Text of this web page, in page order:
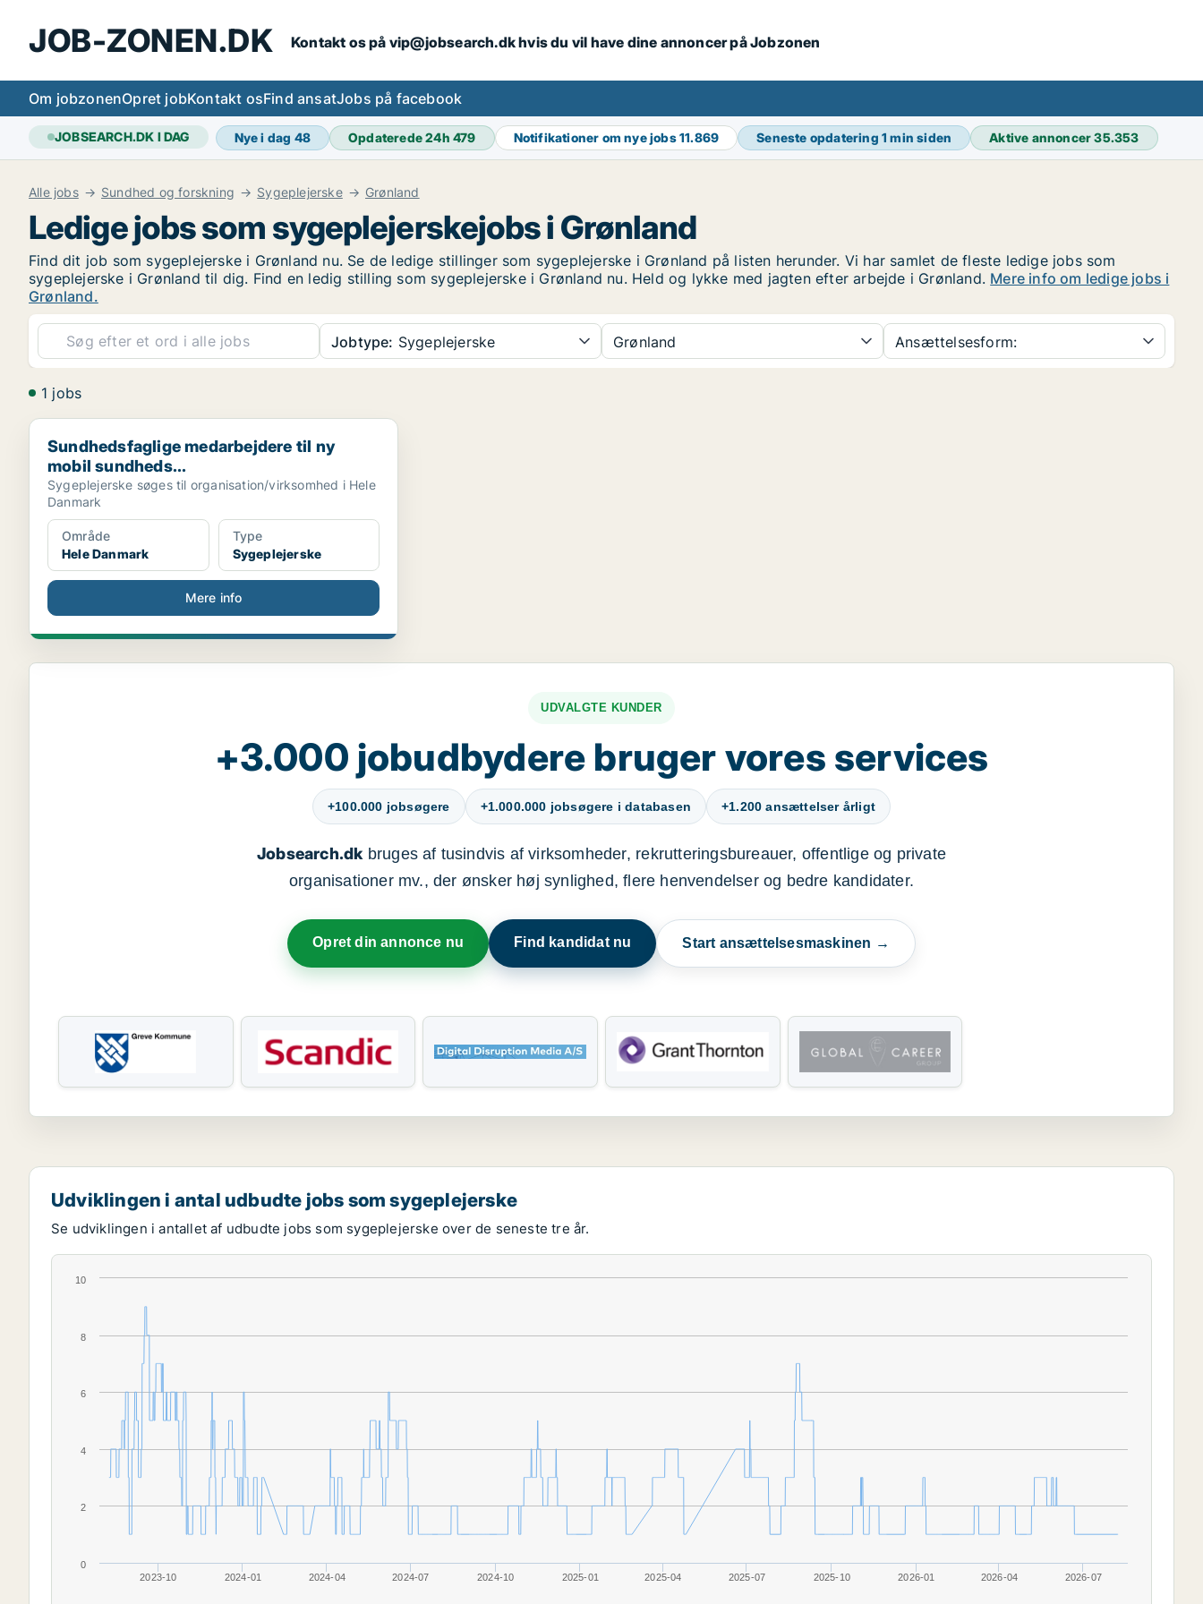
JOB-ZONEN.DK Kontakt os på vip@jobsearch.dk hvis du vil have dine annoncer på Jobzonen
Om jobzonenOpret jobKontakt osFind ansatJobs på facebook
JOBSEARCH.DK I DAG Nye i dag 48 Opdaterede 24h479 Notifikationer om nye jobs11.869 Seneste opdatering1 min siden Aktive annoncer35.353
Alle jobs Sundhed og forskning Sygeplejerske Grønland
Ledige jobs som sygeplejerskejobs i Grønland
Find dit job som sygeplejerske i Grønland nu. Se de ledige stillinger som sygeplejerske i Grønland på listen herunder. Vi har samlet de fleste ledige jobs som
sygeplejerske i Grønland til dig. Find en ledig stilling som sygeplejerske i Grønland nu. Held og lykke med jagten efter arbejde i Grønland. Mere info om ledige jobs i
Grønland.
Jobtype: Sygeplejerske Grønland Ansættelsesform:
1 jobs
Sundhedsfaglige medarbejdere til ny mobil sundheds...
Sundhedsfaglige medarbejdere til ny
mobil sundheds...
Sygeplejerske søges til organisation/virksomhed i Hele
Danmark
Område
Hele Danmark
Type
Sygeplejerske
Mere info
UDVALGTE KUNDER
+3.000 jobudbydere bruger vores services
+100.000 jobsøgere +1.000.000 jobsøgere i databasen +1.200 ansættelser årligt
Jobsearch.dkbruges af tusindvis af virksomheder, rekrutteringsbureauer, offentlige og private
organisationer mv., der ønsker høj synlighed, flere henvendelser og bedre kandidater.
Opret din annonce nu Find kandidat nu Start ansættelsesmaskinen →
Udviklingen i antal udbudte jobs som sygeplejerske
Se udviklingen i antallet af udbudte jobs som sygeplejerske over de seneste tre år.
2023-10 2024-01 2024-04 2024-07 2024-10 2025-01 2025-04 2025-07 2025-10 2026-01 2026-04 2026-07
0
2
4
6
8
10